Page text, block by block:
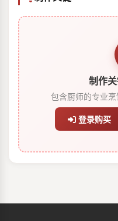
制作
包含厨师的专业
登录购买